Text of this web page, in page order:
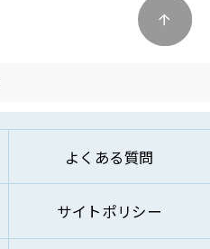
の改善、企画、研究お
対応およびお客様への
法により第三者に対し
およびこれらに付帯・
供のため
よくある質問
サイトポリシー